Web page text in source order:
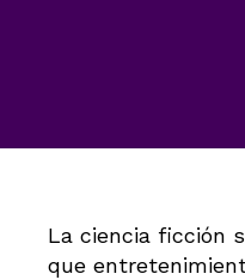
La ciencia ficción
que